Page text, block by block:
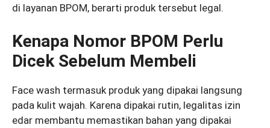
di layanan BPOM, berarti produk tersebut legal.
Kenapa Nomor BPOM Perlu
Dicek Sebelum Membeli
Face wash termasuk produk yang dipakai langsung
pada kulit wajah. Karena dipakai rutin, legalitas izin
edar membantu memastikan bahan yang dipakai